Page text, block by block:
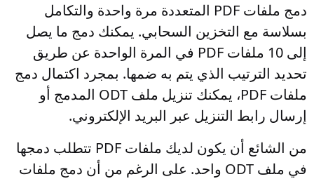
دمج ملفات PDF المتعددة مرة واحدة والتكامل
بسلاسة مع التخزين السحابي. يمكنك دمج ما يصل
إلى 10 ملفات PDF في المرة الواحدة عن طريق
تحديد الترتيب الذي يتم به ضمها. بمجرد اكتمال دمج
ملفات PDF، يمكنك تنزيل ملف ODT المدمج أو
إرسال رابط التنزيل عبر البريد الإلكتروني.
من الشائع أن يكون لديك ملفات PDF تتطلب دمجها
في ملف ODT واحد. على الرغم من أن دمج ملفات